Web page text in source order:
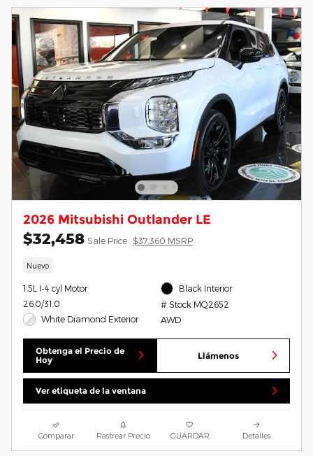
2026 Mitsubishi Outlander LE
$32,458 Sale Price $37,360 MSRP
Nuevo
1.5L I-4 cyl Motor
26.0/31.0
White Diamond Exterior
Black Interior
# Stock MQ2652
AWD
Obtenga el Precio de
Hoy
Llámenos
Ver etiqueta de la ventana
Comparar Rastrear Precio GUARDAR Detalles